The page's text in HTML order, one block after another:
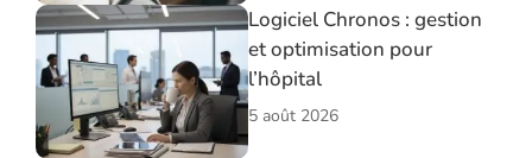
Logiciel Chronos : gestion
et optimisation pour
l’hôpital
5 août 2026